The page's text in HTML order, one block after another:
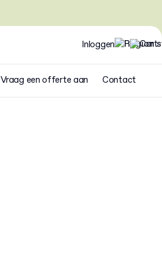
Inloggen
Vraag een offerte aan Contact